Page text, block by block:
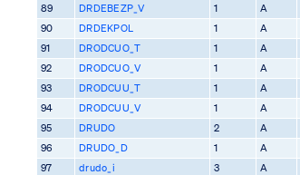
89
DRDEBEZP_V 1 A
90
DRDEKPOL 1 A
91
DRODCUO_T 1 A
92
DRODCUO_V 1 A
93
DRODCUU_T 1 A
94
DRODCUU_V 1 A
95
DRUDO 2 A
96
DRUDO_D 1 A
97
drudo_i 3 A